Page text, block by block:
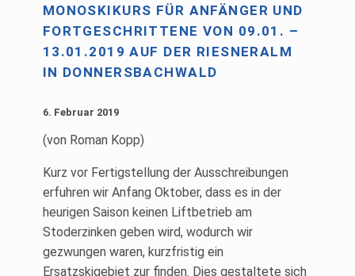
MONOSKIKURS FÜR ANFÄNGER UND
FORTGESCHRITTENE VON 09.01. –
13.01.2019 AUF DER RIESNERALM
IN DONNERSBACHWALD
6. Februar 2019
(von Roman Kopp)
Kurz vor Fertigstellung der Ausschreibungen
erfuhren wir Anfang Oktober, dass es in der
heurigen Saison keinen Liftbetrieb am
Stoderzinken geben wird, wodurch wir
gezwungen waren, kurzfristig ein
Ersatzskigebiet zur finden. Dies gestaltete sich